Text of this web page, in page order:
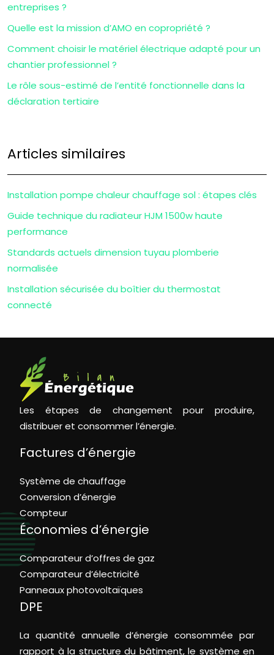
entreprises ?
Quelle est la mission d’AMO en copropriété ?
Comment choisir le matériel électrique adapté pour un
chantier professionnel ?
Le rôle sous-estimé de l’entité fonctionnelle dans la
déclaration tertiaire
Articles similaires
Installation pompe chaleur chauffage sol : étapes clés
Guide technique du radiateur HJM 1500w haute
performance
Standards actuels dimension tuyau plomberie
normalisée
Installation sécurisée du boîtier du thermostat
connecté
Les étapes de changement pour produire,
distribuer et consommer l’énergie.
Factures d’énergie
Système de chauffage
Conversion d’énergie
Compteur
Économies d’énergie
Comparateur d’offres de gaz
Comparateur d’électricité
Panneaux photovoltaïques
DPE
La quantité annuelle d’énergie consommée par
rapport à la structure du bâtiment, le système en